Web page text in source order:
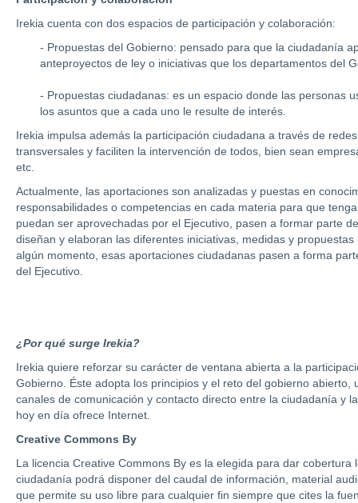
Irekia cuenta con dos espacios de participación y colaboración:
- Propuestas del Gobierno: pensado para que la ciudadanía
anteproyectos de ley o iniciativas que los departamentos del
- Propuestas ciudadanas: es un espacio donde las personas
los asuntos que a cada uno le resulte de interés.
Irekia impulsa además la participación ciudadana a través de
transversales y faciliten la intervención de todos, bien sean
etc.
Actualmente, las aportaciones son analizadas y puestas en
responsabilidades o competencias en cada materia para que
puedan ser aprovechadas por el Ejecutivo, pasen a formar parte
diseñan y elaboran las diferentes iniciativas, medidas y
algún momento, esas aportaciones ciudadanas pasen a forma
del Ejecutivo.
¿Por qué surge Irekia?
Irekia quiere reforzar su carácter de ventana abierta a la
Gobierno. Éste adopta los principios y el reto del gobierno
canales de comunicación y contacto directo entre la ciudadanía y
hoy en día ofrece Internet.
Creative Commons By
La licencia Creative Commons By es la elegida para dar
ciudadanía podrá disponer del caudal de información, material
que permite su uso libre para cualquier fin siempre que cites la